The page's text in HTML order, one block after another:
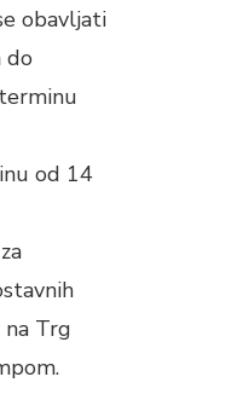
obavljati
do
od 14
Trg